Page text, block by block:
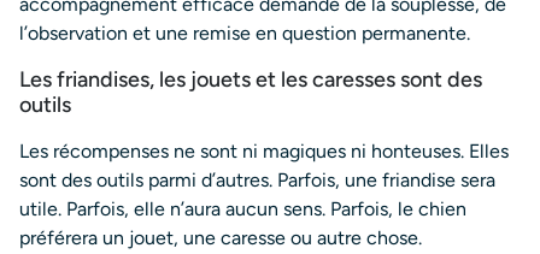
l’observation et une remise en question permanente.
Les friandises, les jouets et les caresses sont des
outils
Les récompenses ne sont ni magiques ni honteuses. Elles
sont des outils parmi d’autres. Parfois, une friandise sera
utile. Parfois, elle n’aura aucun sens. Parfois, le chien
préférera un jouet, une caresse ou autre chose.